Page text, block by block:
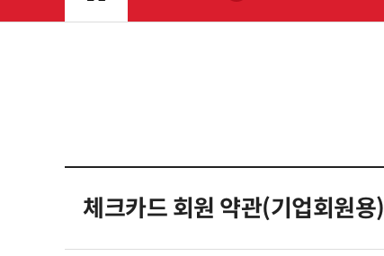
체크카드 회원 약관(기업회원용)